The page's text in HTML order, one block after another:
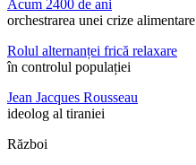
Acum 2400 de ani
orchestrarea unei crize alimentare
Rolul alternanței frică relaxare
în controlul populației
Jean Jacques Rousseau
ideolog al tiraniei
Război